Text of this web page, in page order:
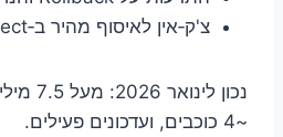
צ'ק‑אין לאיסוף מהיר ב‑Click & Collect
נכון
~4 כוכבים, ועדכונים פעילים.